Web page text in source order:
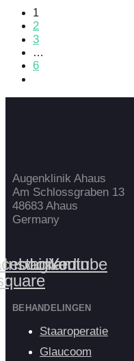
1
2
3
…
6
Augenklinik Ahaus
Am Schlossgraben 13
48683 Ahaus
Germany
Instagram
Linkedin
Youtube
BEHANDELINGEN
Staaroperatie
Glaucoom